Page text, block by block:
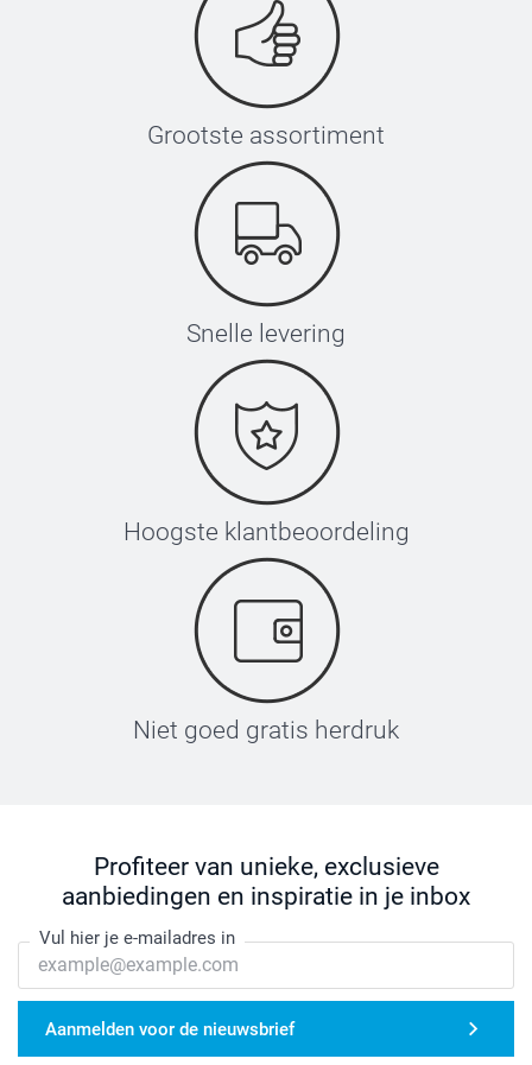
Grootste assortiment
Snelle levering
Hoogste klantbeoordeling
Niet goed gratis herdruk
Profiteer van unieke, exclusieve
aanbiedingen en inspiratie in je inbox
Vul hier je e-mailadres in
Aanmelden voor de nieuwsbrief